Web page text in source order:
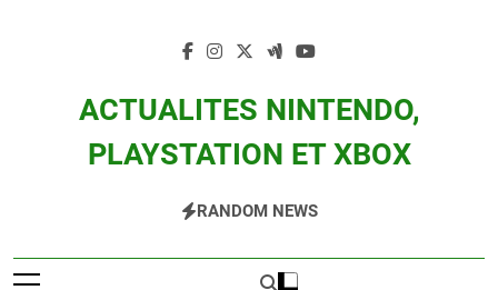
ACTUALITES NINTENDO,
PLAYSTATION ET XBOX
Zelda, Splatoon, Pokemon Entre Autres
RANDOM NEWS